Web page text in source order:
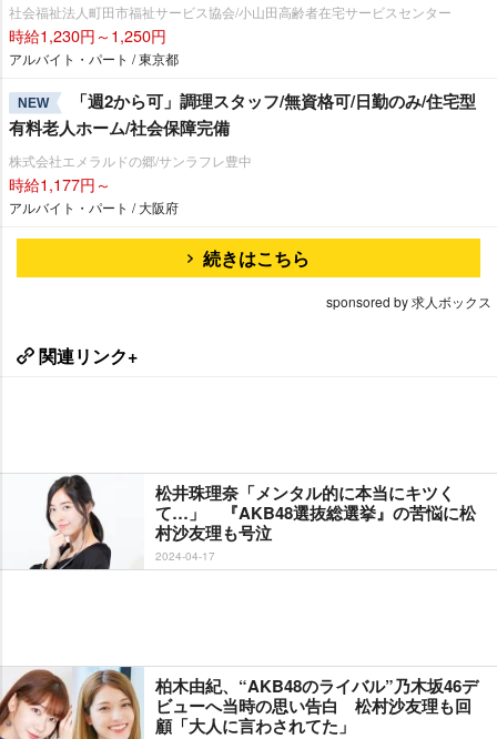
社会福祉法人町田市福祉サービス協会/小山田高齢者在宅サービスセンター
時給1,230円～1,250円
アルバイト・パート / 東京都
NEW
「週2から可」調理スタッフ/無資格可/日勤のみ/住宅型
有料老人ホーム/社会保障完備
株式会社エメラルドの郷/サンラフレ豊中
時給1,177円～
アルバイト・パート / 大阪府
続きはこちら
sponsored by 求人ボックス
関連リンク+
松井珠理奈「メンタル的に本当にキツく
て…」 『AKB48選抜総選挙』の苦悩に松
村沙友理も号泣
2024-04-17
柏木由紀、“AKB48のライバル”乃木坂46デ
ビューへ当時の思い告白 松村沙友理も回
顧「大人に言わされてた」